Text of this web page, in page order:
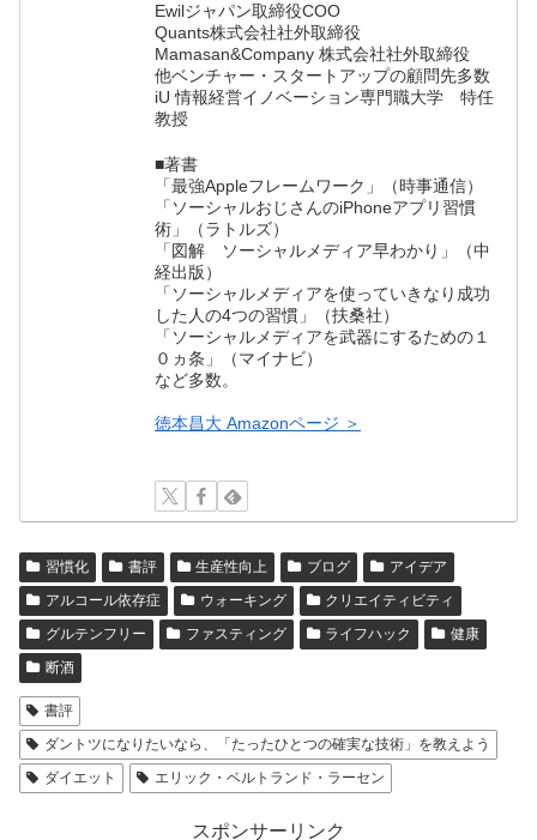
Ewilジャパン取締役COO
Quants株式会社社外取締役
Mamasan&Company 株式会社社外取締役
他ベンチャー・スタートアップの顧問先多数
iU 情報経営イノベーション専門職大学 特任
教授
■著書
「最強Appleフレームワーク」（時事通信）
「ソーシャルおじさんのiPhoneアプリ習慣
術」（ラトルズ）
「図解 ソーシャルメディア早わかり」（中
経出版）
「ソーシャルメディアを使っていきなり成功
した人の4つの習慣」（扶桑社）
「ソーシャルメディアを武器にするための１
０ヵ条」（マイナビ）
など多数。
徳本昌大 Amazonページ ＞
習慣化 書評 生産性向上 ブログ
アイデア
アルコール依存症
ウォーキング
クリエイティビティ
グルテンフリー
ファスティング ライフハック
健康
断酒
書評
ダントツになりたいなら、「たったひとつの確実な技術」を教えよう
ダイエット
エリック・ベルトランド・ラーセン
スポンサーリンク